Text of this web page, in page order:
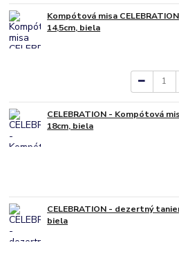
Kompótová misa CELEBRATION
14,5cm, biela
CELEBRATION - Kompótová
18cm, biela
CELEBRATION - dezertný
biela